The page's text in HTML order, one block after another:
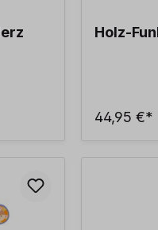
Holz-
44,95 €*